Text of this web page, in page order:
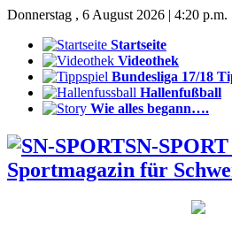
Donnerstag , 6 August 2026 | 4:20 p.m.
Startseite
Videothek
Bundesliga 17/18
Hallenfußball
Wie alles begann….
SN-
Sportmagazin für